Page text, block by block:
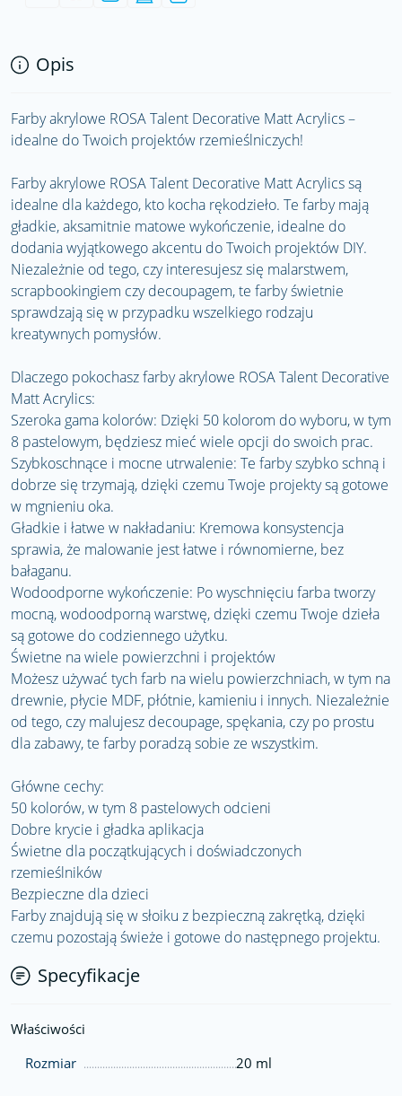
Opis
Farby akrylowe ROSA Talent Decorative Matt Acrylics –
idealne do Twoich projektów rzemieślniczych!
Farby akrylowe ROSA Talent Decorative Matt Acrylics są
idealne dla każdego, kto kocha rękodzieło. Te farby mają
gładkie, aksamitnie matowe wykończenie, idealne do
dodania wyjątkowego akcentu do Twoich projektów DIY.
Niezależnie od tego, czy interesujesz się malarstwem,
scrapbookingiem czy decoupagem, te farby świetnie
sprawdzają się w przypadku wszelkiego rodzaju
kreatywnych pomysłów.
Dlaczego pokochasz farby akrylowe ROSA Talent Decorative
Matt Acrylics:
Szeroka gama kolorów: Dzięki 50 kolorom do wyboru, w tym
8 pastelowym, będziesz mieć wiele opcji do swoich prac.
Szybkoschnące i mocne utrwalenie: Te farby szybko schną i
dobrze się trzymają, dzięki czemu Twoje projekty są gotowe
w mgnieniu oka.
Gładkie i łatwe w nakładaniu: Kremowa konsystencja
sprawia, że ​​malowanie jest łatwe i równomierne, bez
bałaganu.
Wodoodporne wykończenie: Po wyschnięciu farba tworzy
mocną, wodoodporną warstwę, dzięki czemu Twoje dzieła
są gotowe do codziennego użytku.
Świetne na wiele powierzchni i projektów
Możesz używać tych farb na wielu powierzchniach, w tym na
drewnie, płycie MDF, płótnie, kamieniu i innych. Niezależnie
od tego, czy malujesz decoupage, spękania, czy po prostu
dla zabawy, te farby poradzą sobie ze wszystkim.
Główne cechy:
50 kolorów, w tym 8 pastelowych odcieni
Dobre krycie i gładka aplikacja
Świetne dla początkujących i doświadczonych
rzemieślników
Bezpieczne dla dzieci
Farby znajdują się w słoiku z bezpieczną zakrętką, dzięki
czemu pozostają świeże i gotowe do następnego projektu.
Specyfikacje
Właściwości
Rozmiar
20 ml